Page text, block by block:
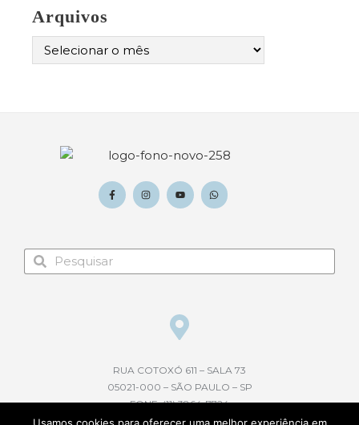
Arquivos
RUA COTOXÓ 611 – SALA 73
05021-000 – SÃO PAULO – SP
FONE: (11) 3864-7724